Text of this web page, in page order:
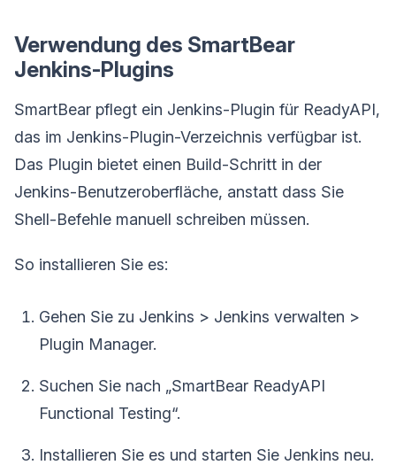
Verwendung des SmartBear
Jenkins-Plugins
SmartBear pflegt ein Jenkins-Plugin für ReadyAPI,
das im Jenkins-Plugin-Verzeichnis verfügbar ist.
Das Plugin bietet einen Build-Schritt in der
Jenkins-Benutzeroberfläche, anstatt dass Sie
Shell-Befehle manuell schreiben müssen.
So installieren Sie es:
Gehen Sie zu Jenkins > Jenkins verwalten >
Plugin Manager.
Suchen Sie nach „SmartBear ReadyAPI
Functional Testing“.
Installieren Sie es und starten Sie Jenkins neu.